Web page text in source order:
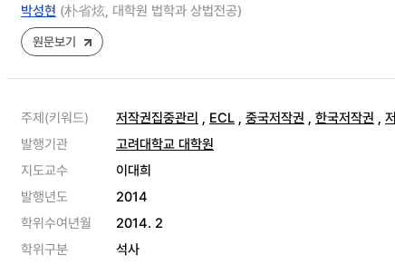
박성현 (朴省炫, 대학원 법학과 상법전공)
원문보기
주제(키워드) 저작권집중관리 , ECL , 중국저작권 , 한국저작권 ,
발행기관
고려대학교 대학원
지도교수
이대희
발행년도
2014
학위수여년월
2014. 2
학위구분
석사